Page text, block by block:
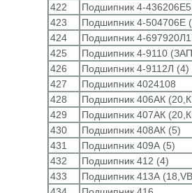
422
Подшипник 4-
423
Подшипник 4-504706Е
424
Подшипник 4-
425
Подшипник 4-9110
426
Подшипник 4-9112Л (4)
427
Подшипник 4024108
428
Подшипник 406АК
429
Подшипник 407АК
430
Подшипник 408АК (5)
431
Подшипник 409А (5)
432
Подшипник 412 (4)
433
Подшипник 413А